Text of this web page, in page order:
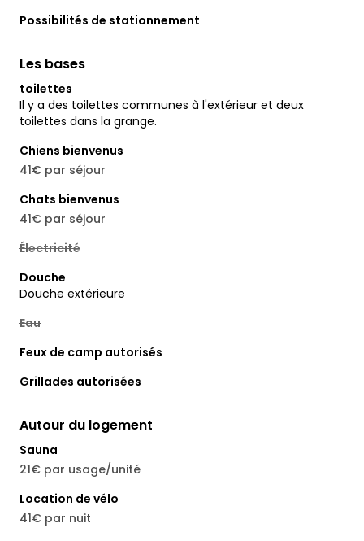
Possibilités de stationnement
Les bases
toilettes
Il y a des toilettes communes à l'extérieur et deux
toilettes dans la grange.
Chiens bienvenus
41€ par séjour
Chats bienvenus
41€ par séjour
Électricité
Douche
Douche extérieure
Eau
Feux de camp autorisés
Grillades autorisées
Autour du logement
Sauna
21€ par usage/unité
Location de vélo
41€ par nuit